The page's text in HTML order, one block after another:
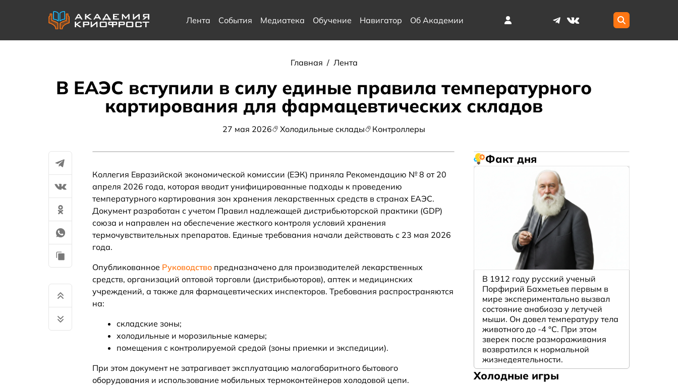
Лента События Медиатека Обучение Навигатор Об Академии
Главная / Лента
В ЕАЭС вступили в силу единые правила температурного
картирования для фармацевтических складов
27 мая 2026 Холодильные склады Контроллеры
Коллегия Евразийской экономической комиссии (ЕЭК) приняла Рекомендацию № 8 от 20
апреля 2026 года, которая вводит унифицированные подходы к проведению
температурного картирования зон хранения лекарственных средств в странах ЕАЭС.
Документ разработан с учетом Правил надлежащей дистрибьюторской практики (GDP)
союза и направлен на обеспечение жесткого контроля условий хранения
термочувствительных препаратов. Единые требования начали действовать с 23 мая 2026
года.
Опубликованное Руководство предназначено для производителей лекарственных
средств, организаций оптовой торговли (дистрибьюторов), аптек и медицинских
учреждений, а также для фармацевтических инспекторов. Требования распространяются
на:
складские зоны;
холодильные и морозильные камеры;
помещения с контролируемой средой (зоны приемки и экспедиции).
При этом документ не затрагивает эксплуатацию малогабаритного бытового
оборудования и использование мобильных термоконтейнеров холодовой цепи.
Факт дня
В 1912 году русский ученый
Порфирий Бахметьев первым в
мире экспериментально вызвал
состояние анабиоза у летучей
мыши. Он довел температуру тела
животного до -4 °C. При этом
зверек после размораживания
возвратился к нормальной
жизнедеятельности.
Холодные игры